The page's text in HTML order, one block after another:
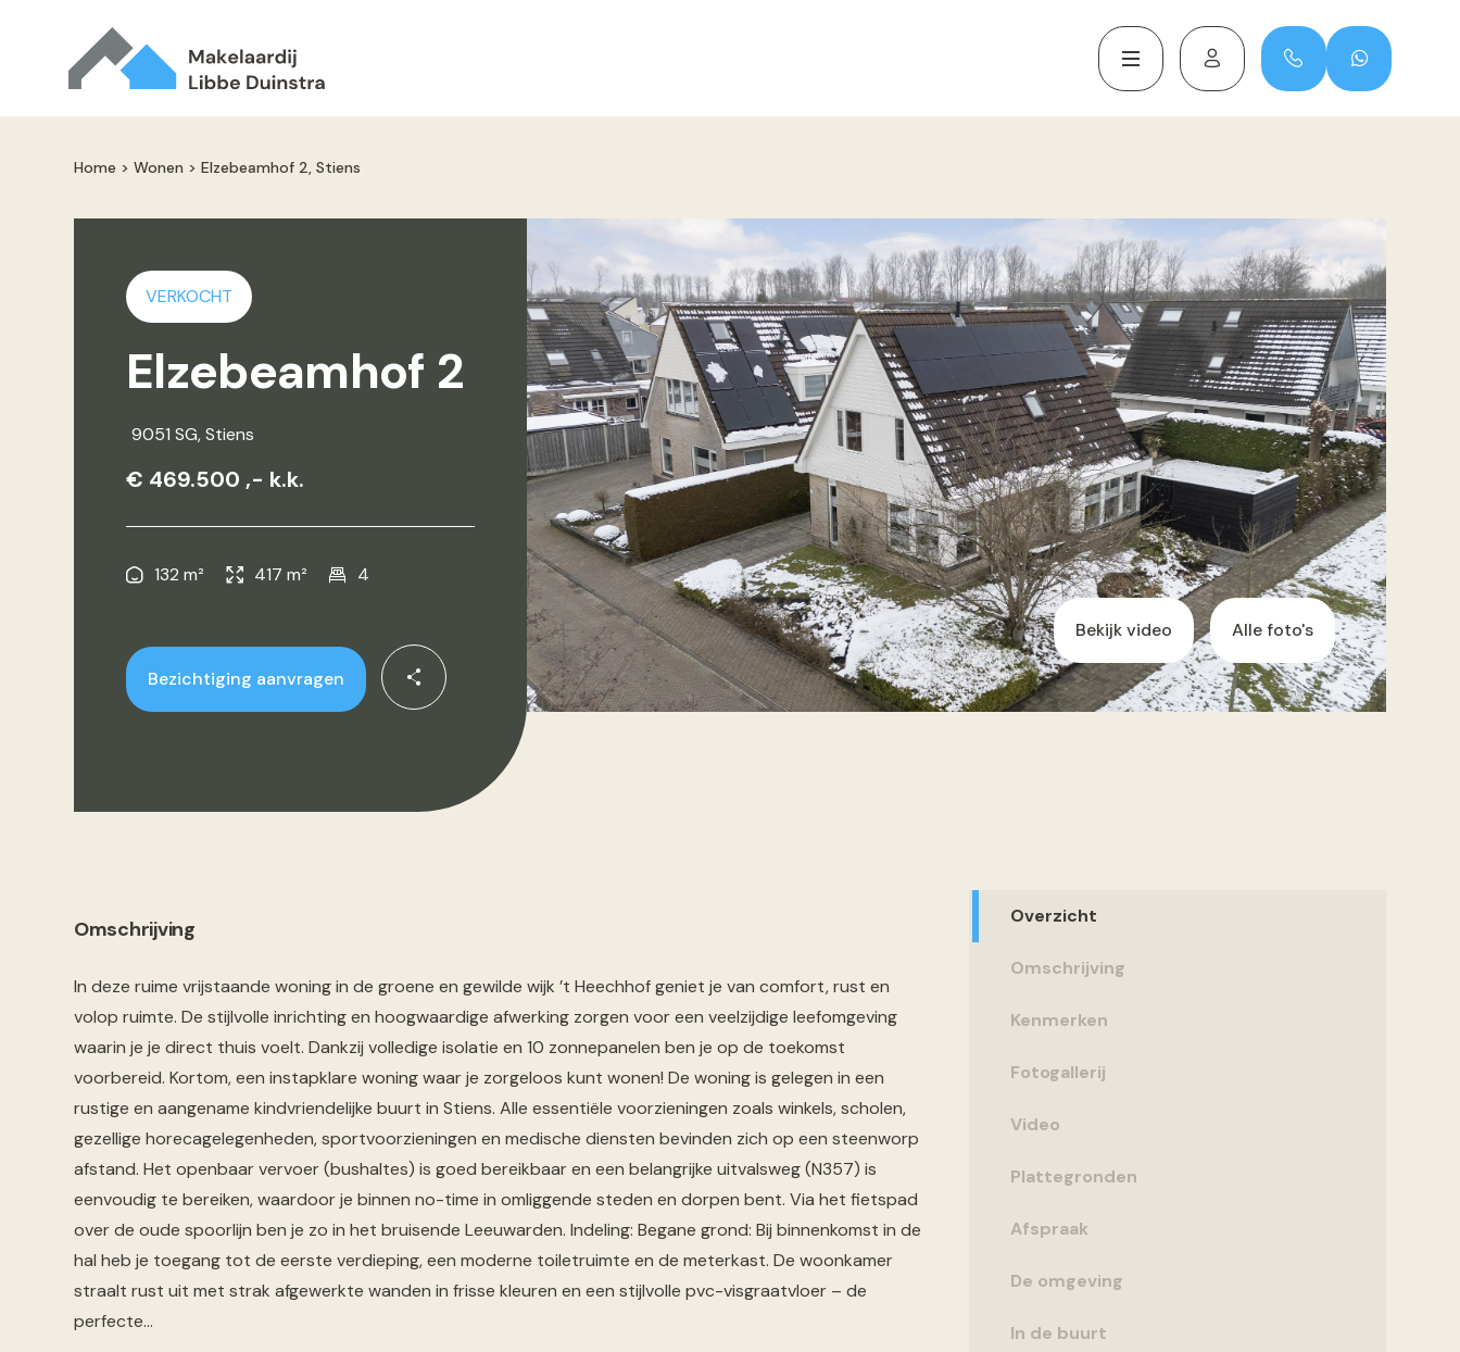
Home > Wonen > Elzebeamhof 2, Stiens
VERKOCHT
Elzebeamhof 2
9051 SG, Stiens
€ 469.500 ,- k.k.
132 m² 417 m² 4
Bezichtiging aanvragen
Bekijk video Alle foto's
Omschrijving
In deze ruime vrijstaande woning in de groene en gewilde wijk ’t Heechhof geniet je van comfort, rust en
volop ruimte. De stijlvolle inrichting en hoogwaardige afwerking zorgen voor een veelzijdige leefomgeving
waarin je je direct thuis voelt. Dankzij volledige isolatie en 10 zonnepanelen ben je op de toekomst
voorbereid. Kortom, een instapklare woning waar je zorgeloos kunt wonen! De woning is gelegen in een
rustige en aangename kindvriendelijke buurt in Stiens. Alle essentiële voorzieningen zoals winkels, scholen,
gezellige horecagelegenheden, sportvoorzieningen en medische diensten bevinden zich op een steenworp
afstand. Het openbaar vervoer (bushaltes) is goed bereikbaar en een belangrijke uitvalsweg (N357) is
eenvoudig te bereiken, waardoor je binnen no-time in omliggende steden en dorpen bent. Via het fietspad
over de oude spoorlijn ben je zo in het bruisende Leeuwarden. Indeling: Begane grond: Bij binnenkomst in de
hal heb je toegang tot de eerste verdieping, een moderne toiletruimte en de meterkast. De woonkamer
straalt rust uit met strak afgewerkte wanden in frisse kleuren en een stijlvolle pvc-visgraatvloer – de
perfecte…
Overzicht
Omschrijving
Kenmerken
Fotogallerij
Video
Plattegronden
Afspraak
De omgeving
In de buurt